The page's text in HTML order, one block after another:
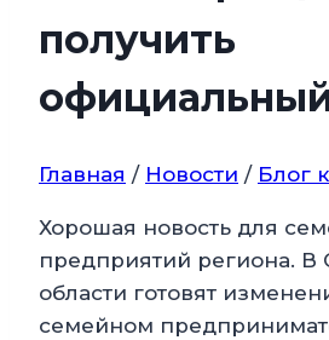
получить
официальный
Главная / Новости / Блог
Хорошая новость для
предприятий региона. В
области готовят
семейном